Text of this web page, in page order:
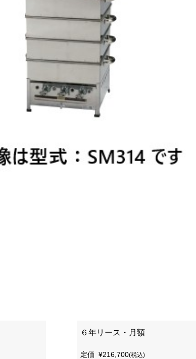
６年リース・月額
定価 ¥216,700(税込)